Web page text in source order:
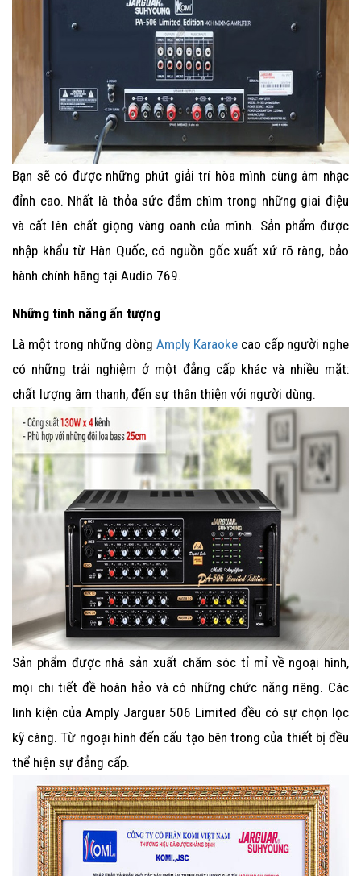
Bạn sẽ có được những phút giải trí hòa mình cùng âm nhạc
đỉnh cao. Nhất là thỏa sức đắm chìm trong những giai điệu
và cất lên chất giọng vàng oanh của mình. Sản phẩm được
nhập khẩu từ Hàn Quốc, có nguồn gốc xuất xứ rõ ràng, bảo
hành chính hãng tại Audio 769.
Những tính năng ấn tượng
Là một trong những dòng Amply Karaoke cao cấp người nghe
có những trải nghiệm ở một đẳng cấp khác và nhiều mặt:
chất lượng âm thanh, đến sự thân thiện với người dùng.
Sản phẩm được nhà sản xuất chăm sóc tỉ mỉ về ngoại hình,
mọi chi tiết đề hoàn hảo và có những chức năng riêng. Các
linh kiện của Amply Jarguar 506 Limited đều có sự chọn lọc
kỹ càng. Từ ngoại hình đến cấu tạo bên trong của thiết bị đều
thể hiện sự đẳng cấp.